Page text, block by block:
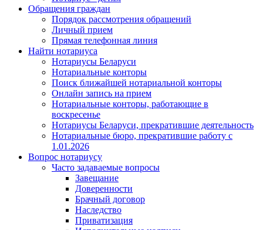
Обращения граждан
Порядок рассмотрения обращений
Личный прием
Прямая телефонная линия
Найти нотариуса
Нотариусы Беларуси
Нотариальные конторы
Поиск ближайшей нотариальной конторы
Онлайн запись на прием
Нотариальные конторы, работающие в
воскресенье
Нотариусы Беларуси, прекратившие деятельность
Нотариальные бюро, прекратившие работу с
1.01.2026
Вопрос нотариусу
Часто задаваемые вопросы
Завещание
Доверенности
Брачный договор
Наследство
Приватизация